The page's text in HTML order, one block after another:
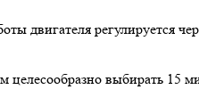
двигателя регулируется
выбирать 15